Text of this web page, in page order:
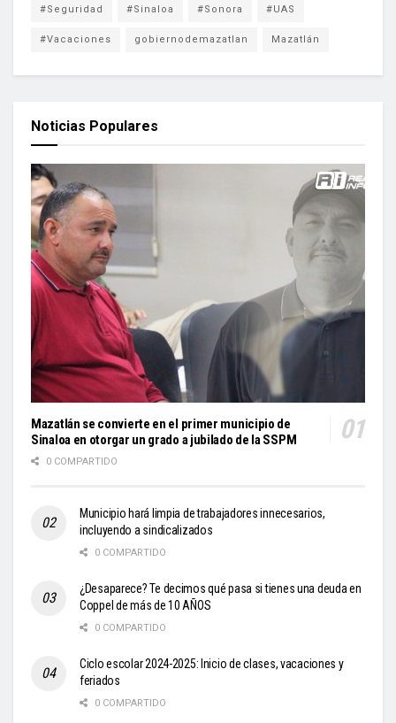
#Seguridad #Sinaloa #Sonora #UAS
#Vacaciones gobiernodemazatlan Mazatlán
Noticias Populares
Mazatlán se convierte en el primer municipio de
Sinaloa en otorgar un grado a jubilado de la SSPM
0 COMPARTIDO
Municipio hará limpia de trabajadores innecesarios,
incluyendo a sindicalizados
0 COMPARTIDO
¿Desaparece? Te decimos qué pasa si tienes una deuda en
Coppel de más de 10 AÑOS
0 COMPARTIDO
Ciclo escolar 2024-2025: Inicio de clases, vacaciones y
feriados
0 COMPARTIDO